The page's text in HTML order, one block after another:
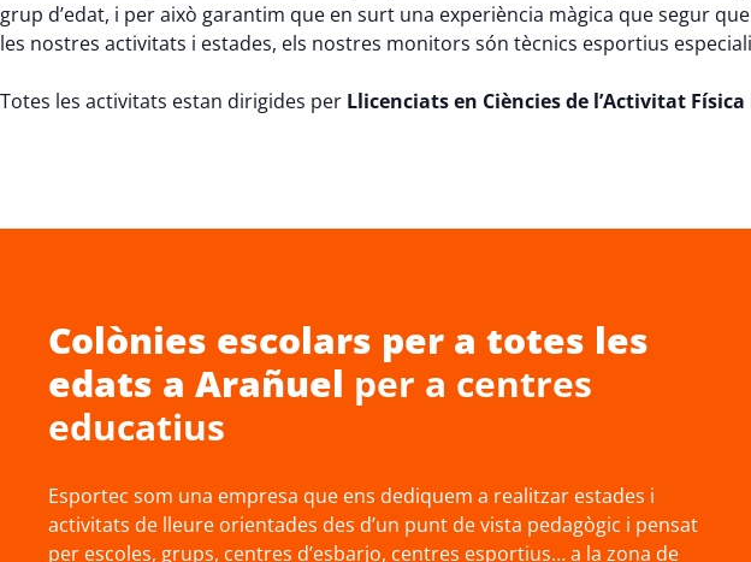
grup d’edat, i per això garantim que en surt una experiència màgica que segur
les nostres activitats i estades, els nostres monitors són tècnics esportius
Totes les activitats estan dirigides per Llicenciats en Ciències de l’Activitat Física
Colònies escolars per a totes les
edats a Arañuel per a centres
educatius
Esportec som una empresa que ens dediquem a realitzar estades i
activitats de lleure orientades des d’un punt de vista pedagògic i pensat
per escoles, grups, centres d’esbarjo, centres esportius… a la zona de